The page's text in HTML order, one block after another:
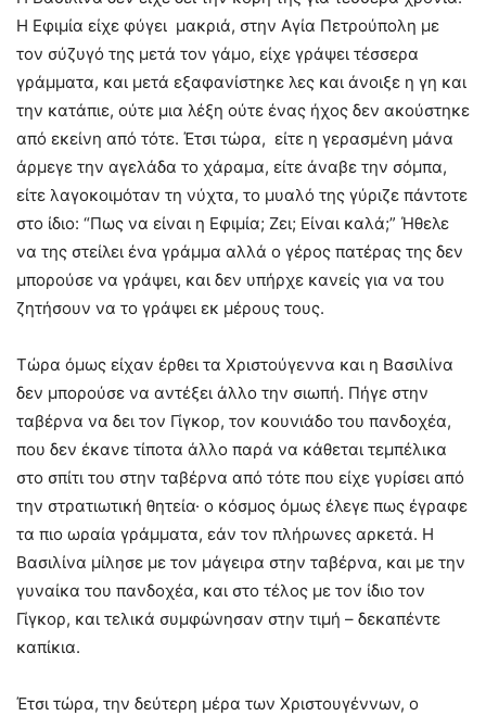
Η Εφιμία είχε φύγει μακριά, στην Αγία Πετρούπολη με
τον σύζυγό της μετά τον γάμο, είχε γράψει τέσσερα
γράμματα, και μετά εξαφανίστηκε λες και άνοιξε η γη και
την κατάπιε, ούτε μια λέξη ούτε ένας ήχος δεν ακούστηκε
από εκείνη από τότε. Έτσι τώρα, είτε η γερασμένη μάνα
άρμεγε την αγελάδα το χάραμα, είτε άναβε την σόμπα,
είτε λαγοκοιμόταν τη νύχτα, το μυαλό της γύριζε πάντοτε
στο ίδιο: “Πως να είναι η Εφιμία; Ζει; Είναι καλά;” Ήθελε
να της στείλει ένα γράμμα αλλά ο γέρος πατέρας της δεν
μπορούσε να γράψει, και δεν υπήρχε κανείς για να του
ζητήσουν να το γράψει εκ μέρους τους.
Τώρα όμως είχαν έρθει τα Χριστούγεννα και η Βασιλίνα
δεν μπορούσε να αντέξει άλλο την σιωπή. Πήγε στην
ταβέρνα να δει τον Γίγκορ, τον κουνιάδο του πανδοχέα,
που δεν έκανε τίποτα άλλο παρά να κάθεται τεμπέλικα
στο σπίτι του στην ταβέρνα από τότε που είχε γυρίσει από
την στρατιωτική θητεία· ο κόσμος όμως έλεγε πως έγραφε
τα πιο ωραία γράμματα, εάν τον πλήρωνες αρκετά. Η
Βασιλίνα μίλησε με τον μάγειρα στην ταβέρνα, και με την
γυναίκα του πανδοχέα, και στο τέλος με τον ίδιο τον
Γίγκορ, και τελικά συμφώνησαν στην τιμή – δεκαπέντε
καπίκια.
Έτσι τώρα, την δεύτερη μέρα των Χριστουγέννων, ο